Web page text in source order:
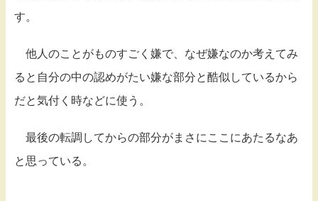
す。
他人のことがものすごく嫌で、なぜ嫌なのか考えてみ
ると自分の中の認めがたい嫌な部分と酷似しているから
だと気付く時などに使う。
最後の転調してからの部分がまさにここにあたるなあ
と思っている。